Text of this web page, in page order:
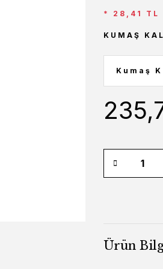
* 28,41
KUMAŞ
Ürün